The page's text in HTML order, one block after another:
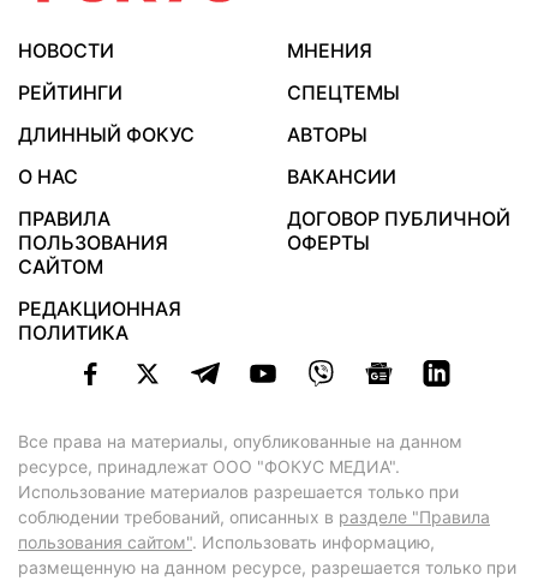
НОВОСТИ
МНЕНИЯ
РЕЙТИНГИ
СПЕЦТЕМЫ
ДЛИННЫЙ ФОКУС
АВТОРЫ
О НАС
ВАКАНСИИ
ПРАВИЛА
ПОЛЬЗОВАНИЯ
САЙТОМ
ДОГОВОР ПУБЛИЧНОЙ
ОФЕРТЫ
РЕДАКЦИОННАЯ
ПОЛИТИКА
Все права на материалы, опубликованные на данном
ресурсе, принадлежат ООО "ФОКУС МЕДИА".
Использование материалов разрешается только при
соблюдении требований, описанных в разделе "Правила
пользования сайтом". Использовать информацию,
размещенную на данном ресурсе, разрешается только при